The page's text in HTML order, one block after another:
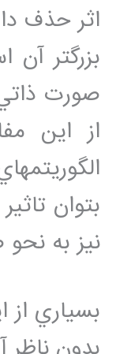
اثر حذف
بزرگتر
صورت
از اين
بتوان
نيز به
بسياري